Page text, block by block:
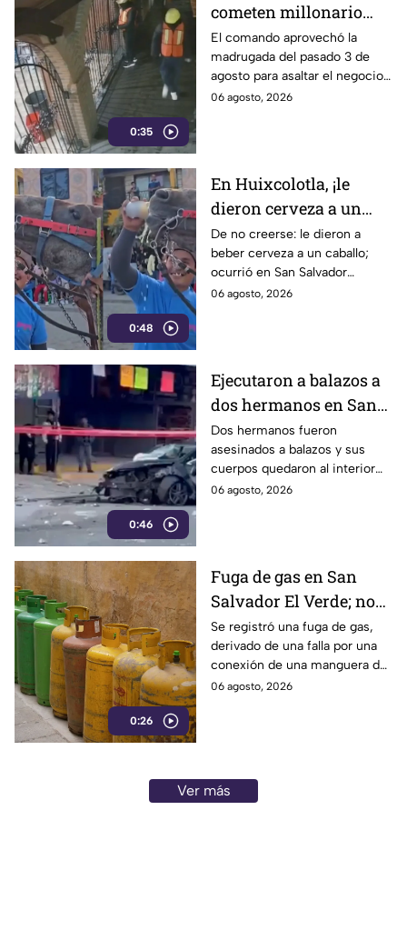
0:35
cometen millonario
robo en la colonia
Zaragoza
El comando aprovechó la
madrugada del pasado 3 de
agosto para asaltar el negocio
“Coyote burguer”, sucursal
06 agosto, 2026
0:48
En Huixcolotla, ¡le
dieron cerveza a un
caballo!
De no creerse: le dieron a
beber cerveza a un caballo;
ocurrió en San Salvador
Huixcolotla, durante la fiesta
06 agosto, 2026
0:46
Ejecutaron a balazos a
dos hermanos en San
Salvador Huixcolotla
Dos hermanos fueron
asesinados a balazos y sus
cuerpos quedaron al interior
de un automóvil en el
06 agosto, 2026
0:26
Fuga de gas en San
Salvador El Verde; no
se reportaron daños
Se registró una fuga de gas,
derivado de una falla por una
conexión de una manguera de
una pipa de gas LP, que se
Verde.
06 agosto, 2026
Ver más